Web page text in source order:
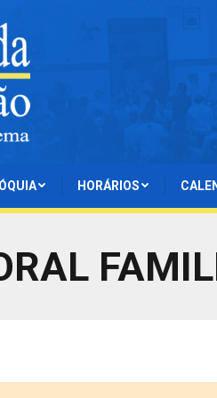
HORÁRIOS